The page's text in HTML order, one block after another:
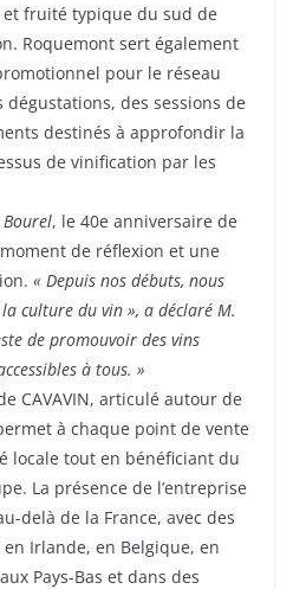
fruité typique du sud de
Roquemont sert également
pour le réseau
dégustations, des sessions de
destinés à approfondir la
de vinification par les
, le 40e anniversaire de
de réflexion et une
« Depuis nos débuts, nous
culture du vin », a déclaré M.
de promouvoir des vins
à tous. »
CAVAVIN, articulé autour de
à chaque point de vente
locale tout en bénéficiant du
La présence de l’entreprise
delà de la France, avec des
Irlande, en Belgique, en
Pays-Bas et dans des